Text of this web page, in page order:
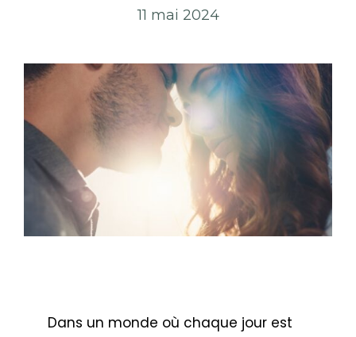
11 mai 2024
Dans un monde où chaque jour est